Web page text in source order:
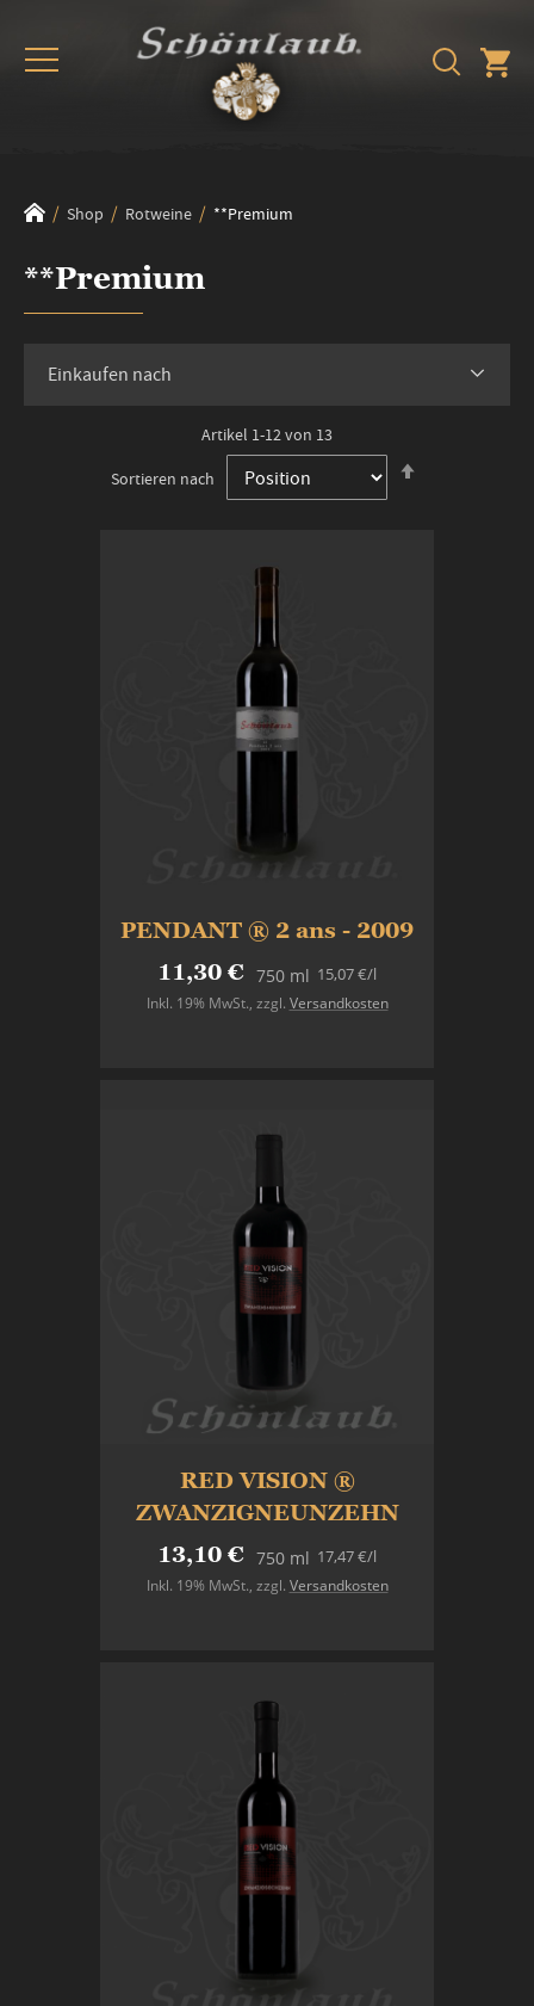
Shop Rotweine **Premium
**Premium
Artikel 1-12von 13
Sortieren nach
PENDANT ® 2 ans - 2009
11,30 € 750 ml
Inkl. 19% MwSt., zzgl. Versandkosten
15,07 €/l
RED VISION ®
ZWANZIGNEUNZEHN
13,10 € 750 ml
Inkl. 19% MwSt., zzgl. Versandkosten
17,47 €/l
Einkaufen nach